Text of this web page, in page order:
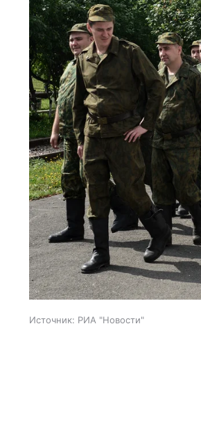
Источник: РИА "Новости"